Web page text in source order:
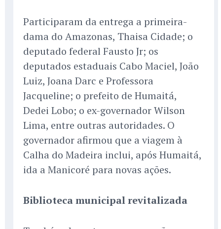
Participaram da entrega a primeira-
dama do Amazonas, Thaisa Cidade; o
deputado federal Fausto Jr; os
deputados estaduais Cabo Maciel, João
Luiz, Joana Darc e Professora
Jacqueline; o prefeito de Humaitá,
Dedei Lobo; o ex-governador Wilson
Lima, entre outras autoridades. O
governador afirmou que a viagem à
Calha do Madeira inclui, após Humaitá,
ida a Manicoré para novas ações.
Biblioteca municipal revitalizada